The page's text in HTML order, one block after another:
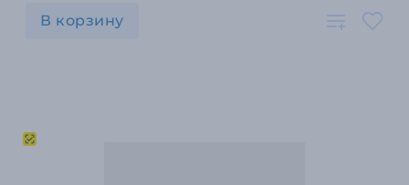
В корзину